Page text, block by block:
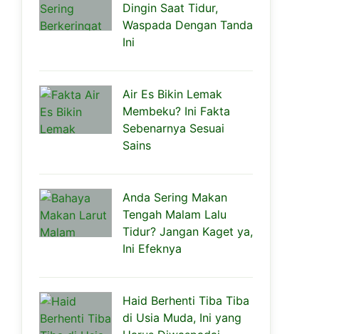
Dingin Saat Tidur,
Waspada Dengan Tanda
Ini
Air Es Bikin Lemak
Membeku? Ini Fakta
Sebenarnya Sesuai
Sains
Anda Sering Makan
Tengah Malam Lalu
Tidur? Jangan Kaget ya,
Ini Efeknya
Haid Berhenti Tiba Tiba
di Usia Muda, Ini yang